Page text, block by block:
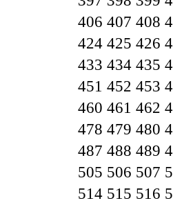
406 407 408
424 425 426
433 434 435
451 452 453
460 461 462
478 479 480
487 488 489
505 506 507
514 515 516